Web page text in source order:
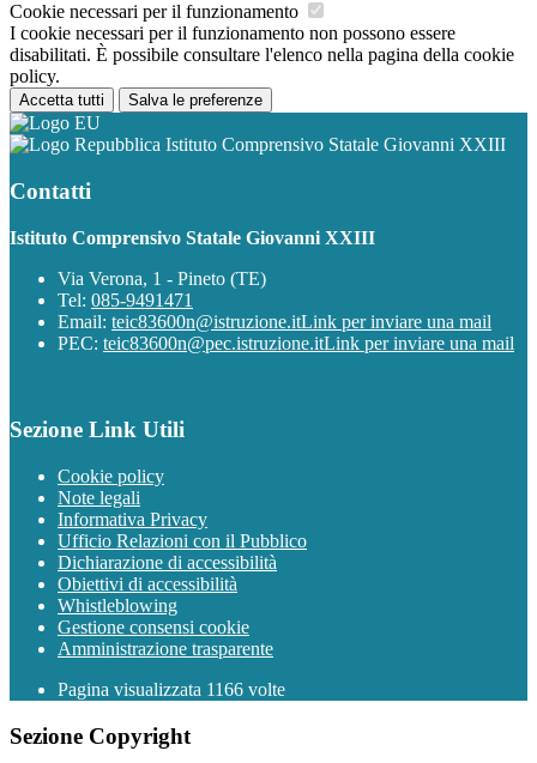
Cookie necessari per il funzionamento
I cookie necessari per il funzionamento non possono essere
disabilitati. È possibile consultare l'elenco nella pagina della cookie
policy.
Accetta tutti Salva le preferenze
Istituto Comprensivo Statale Giovanni XXIII
Contatti
Istituto Comprensivo Statale Giovanni XXIII
Via Verona, 1 - Pineto (TE)
Tel: 085-9491471
Email: teic83600n@istruzione.itLink per inviare una mail
PEC: teic83600n@pec.istruzione.itLink per inviare una mail
Sezione Link Utili
Cookie policy
Note legali
Informativa Privacy
Ufficio Relazioni con il Pubblico
Dichiarazione di accessibilità
Obiettivi di accessibilità
Whistleblowing
Gestione consensi cookie
Amministrazione trasparente
Pagina visualizzata 1166 volte
Sezione Copyright